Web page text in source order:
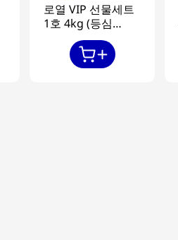
로열 VIP 선물세트
1호 4kg (등심
1.2kg+찜갈비
1.6kg+채끝
1.2kg/1++등급)